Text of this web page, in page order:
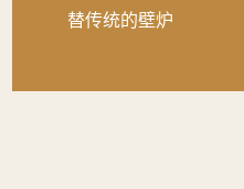
替传统的壁炉